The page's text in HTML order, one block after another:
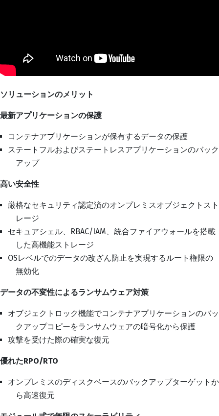
ソリューションのメリット
最新アプリケーションの保護
コンテナアプリケーションが保有するデータの保護
ステートフルおよびステートレスアプリケーションのバック
アップ
高い安全性
厳格なセキュリティ認定済のオンプレミスオブジェクトスト
レージ
セキュアシェル、RBAC/IAM、統合ファイアウォールを搭載
した高機能ストレージ
OSレベルでのデータの改ざん防止を実現するルート権限の
無効化
データの不変性によるランサムウェア対策
オブジェクトロック機能でコンテナアプリケーションのバッ
クアップコピーをランサムウェアの暗号化から保護
攻撃を受けた際の確実な復元
優れたRPO/RTO
オンプレミスのディスクベースのバックアップターゲットか
ら高速復元